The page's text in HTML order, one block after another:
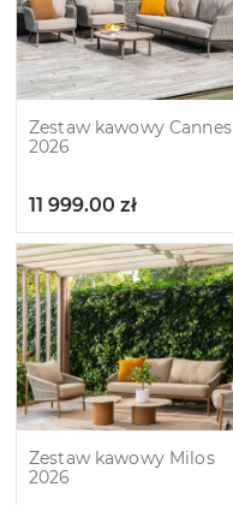
Zestaw kawowy Cannes
2026
11 999.00 zł
Zestaw kawowy Milos
2026